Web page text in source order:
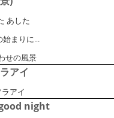
あした
始まりに…
せの風景
アイ
ラアイ
night